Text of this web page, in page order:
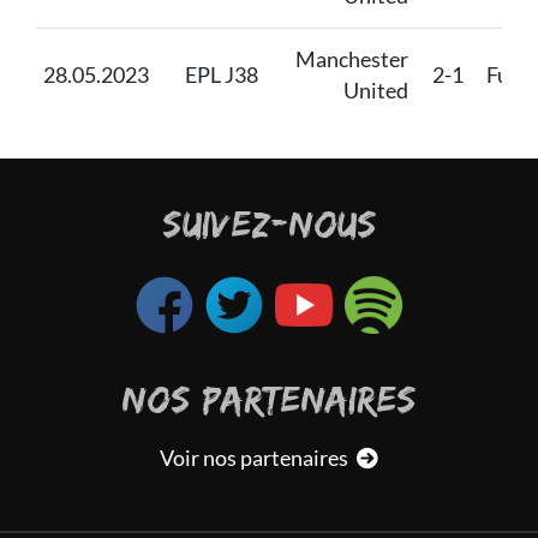
28.05.2023 EPL J38
Manchester
United
2-1
SUIVEZ-NOUS
NOS PARTENAIRES
Voir nos partenaires